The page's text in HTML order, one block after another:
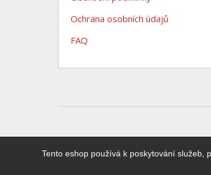
Tento eshop používá k poskytování služeb,
Ochrana osobních údajů
FAQ